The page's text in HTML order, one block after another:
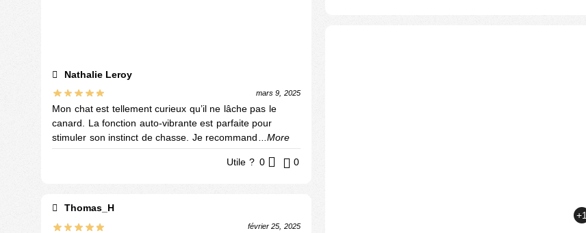
Nathalie Leroy
mars 9, 2025
Mon chat est tellement curieux qu’il ne lâche pas le
canard. La fonction auto-vibrante est parfaite pour
stimuler son instinct de chasse. Je recommand...More
Utile ? 0 0
Thomas_H
février 25, 2025
+1